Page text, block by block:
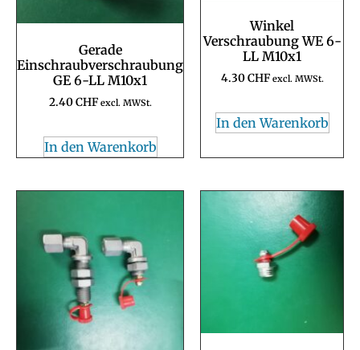
Gerade
Einschraubverschraubung
GE 6-LL M10x1
2.40CHF excl. MWSt.
In den Warenkorb
Winkel
Verschraubung WE 6-
LL M10x1
4.30CHF excl. MWSt.
In den Warenkorb